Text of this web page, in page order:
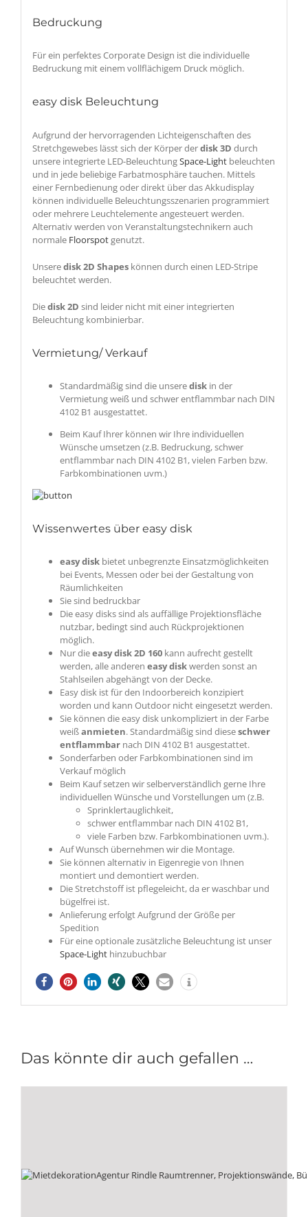
Bedruckung
Für ein perfektes Corporate Design ist die individuelle
Bedruckung mit einem vollflächigem Druck möglich.
easy disk Beleuchtung
Aufgrund der hervorragenden Lichteigenschaften des
Stretchgewebes lässt sich der Körper derdisk 3D durch
unsere integrierte LED-BeleuchtungSpace-Lightbeleuchten
und in jede beliebige Farbatmosphäre tauchen. Mittels
einer Fernbedienung oder direkt über das Akkudisplay
können individuelle Beleuchtungsszenarien programmiert
oder mehrere Leuchtelemente angesteuert werden.
Alternativ werden von Veranstaltungstechnikern auch
normale Floorspotgenutzt.
Unseredisk 2D Shapeskönnen durch einen LED-Stripe
beleuchtet werden.
Diedisk 2D sind leider nicht mit einer integrierten
Beleuchtung kombinierbar.
Vermietung/ Verkauf
Standardmäßig sind die unserediskin der
Vermietung weiß und schwer entflammbar nach DIN
4102 B1 ausgestattet.
Beim Kauf Ihrer können wir Ihre individuellen
Wünsche umsetzen (z.B. Bedruckung, schwer
entflammbar nach DIN 4102 B1, vielen Farben bzw.
Farbkombinationen uvm.)
Wissenwertes über easy disk
easydiskbietet unbegrenzte Einsatzmöglichkeiten
bei Events, Messen oder bei der Gestaltung von
Räumlichkeiten
Sie sind bedruckbar
Die easydisks sind als auffällige Projektionsfläche
nutzbar, bedingt sind auch Rückprojektionen
möglich.
Nur dieeasy disk 2D 160kann aufrecht gestellt
werden, alle anderen easy diskwerden sonst an
Stahlseilen abgehängt von der Decke.
Easydiskist für den Indoorbereich konzipiert
worden und kann Outdoor nicht eingesetzt werden.
Sie können die easydiskunkompliziert in der Farbe
weißanmieten. Standardmäßig sind dieseschwer
entflammbarnach DIN 4102 B1 ausgestattet.
Sonderfarben oder Farbkombinationen sind im
Verkauf möglich
Beim Kauf setzen wir selberverständlich gerne Ihre
individuellen Wünsche und Vorstellungen um (z.B.
Sprinklertauglichkeit,
schwer entflammbar nach DIN 4102 B1,
viele Farben bzw. Farbkombinationen uvm.).
Auf Wunsch übernehmen wir die Montage.
Sie können alternativ in Eigenregie von Ihnen
montiert und demontiert werden.
Die Stretchstoff ist pflegeleicht, da er waschbar und
bügelfrei ist.
Anlieferung erfolgt Aufgrund der Größe per
Spedition
Für eine optionale zusätzliche Beleuchtung ist unser
Space-Lighthinzubuchbar
Das könnte dir auch gefallen …